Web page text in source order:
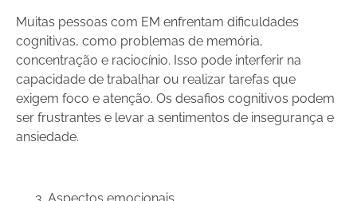
Muitas pessoas com EM enfrentam dificuldades
cognitivas, como problemas de memória,
concentração e raciocínio. Isso pode interferir na
capacidade de trabalhar ou realizar tarefas que
exigem foco e atenção. Os desafios cognitivos podem
ser frustrantes e levar a sentimentos de insegurança e
ansiedade.